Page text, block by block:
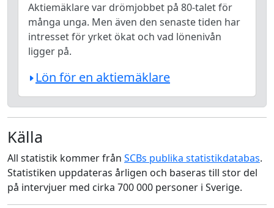
Aktiemäklare var drömjobbet på 80-talet för
många unga. Men även den senaste tiden har
intresset för yrket ökat och vad lönenivån
ligger på.
Lön för en aktiemäklare
Källa
All statistik kommer från SCBs publika statistikdatabas.
Statistiken uppdateras årligen och baseras till stor del
på intervjuer med cirka 700 000 personer i Sverige.